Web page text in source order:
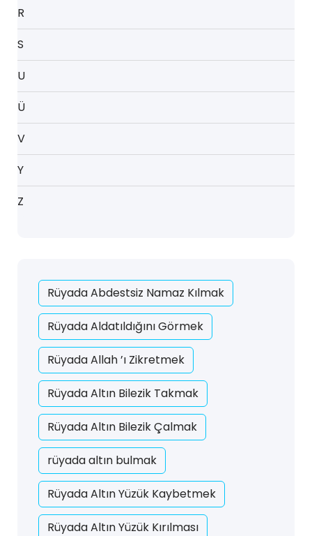
R
S
U
Ü
V
Y
Z
Rüyada Abdestsiz Namaz Kılmak
Rüyada Aldatıldığını Görmek
Rüyada Allah ’ı Zikretmek
Rüyada Altın Bilezik Takmak
Rüyada Altın Bilezik Çalmak
rüyada altın bulmak
Rüyada Altın Yüzük Kaybetmek
Rüyada Altın Yüzük Kırılması